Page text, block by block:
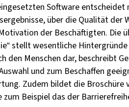
Software
über die Qualität der
der Beschäftigten. Die
stellt wesentliche
den Menschen dar, beschreibt
und zum Beschaffen
Zudem bildet die
zum Beispiel das der